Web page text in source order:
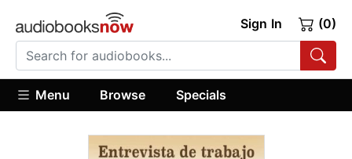
Sign In (0)
Menu Browse Specials